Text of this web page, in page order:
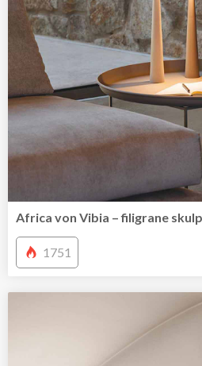
Africa von Vibia – filigrane
1751